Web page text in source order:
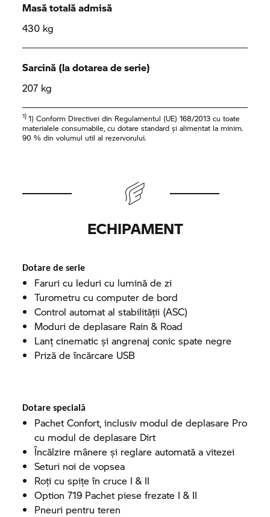
Masă totală admisă
430 kg
Sarcină (la dotarea de serie)
207 kg
1)1) Conform Directivei din Regulamentul (UE) 168/2013 cu toate
materialele consumabile, cu dotare standard și alimentat la minim.
90 % din volumul util al rezervorului.
ECHIPAMENT
Dotare de serie
Faruri cu leduri cu lumină de zi
Turometru cu computer de bord
Control automat al stabilității (ASC)
Moduri de deplasare Rain & Road
Lanț cinematic și angrenaj conic spate negre
Priză de încărcare USB
Dotare specială
Pachet Confort, inclusiv modul de deplasare Pro
cu modul de deplasare Dirt
Încălzire mânere și reglare automată a vitezei
Seturi noi de vopsea
Roți cu spițe în cruce I & II
Option 719 Pachet piese frezate I & II
Pneuri pentru teren